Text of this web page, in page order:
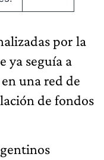
por la
ya seguía a
una red de
de fondos